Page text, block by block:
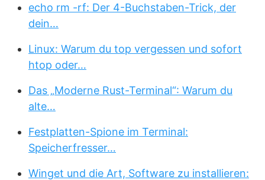
echo rm -rf: Der 4-Buchstaben-Trick, der
dein…
Linux: Warum du top vergessen und sofort
htop oder…
Das „Moderne Rust-Terminal“: Warum du
alte…
Festplatten-Spione im Terminal:
Speicherfresser…
Winget und die Art, Software zu installieren: